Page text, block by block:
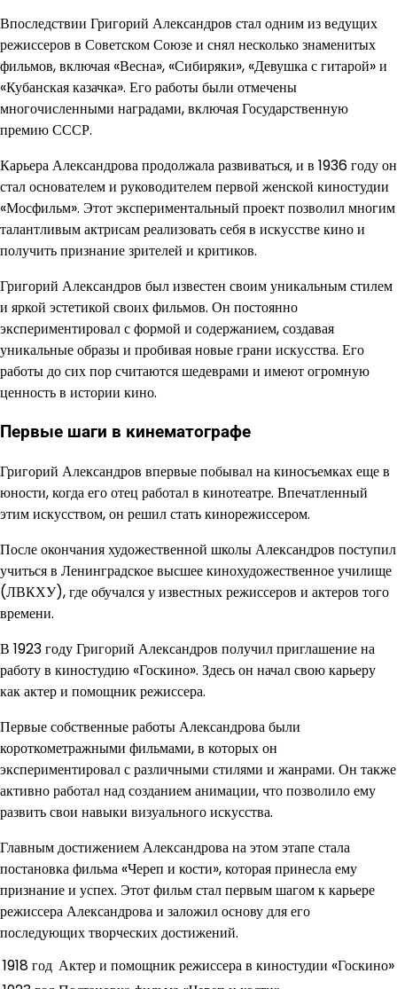
Впоследствии Григорий Александров стал одним из ведущих
режиссеров в Советском Союзе и снял несколько знаменитых
фильмов, включая «Весна», «Сибиряки», «Девушка с гитарой» и
«Кубанская казачка». Его работы были отмечены
многочисленными наградами, включая Государственную
премию СССР.
Карьера Александрова продолжала развиваться, и в 1936 году он
стал основателем и руководителем первой женской киностудии
«Мосфильм». Этот экспериментальный проект позволил многим
талантливым актрисам реализовать себя в искусстве кино и
получить признание зрителей и критиков.
Григорий Александров был известен своим уникальным стилем
и яркой эстетикой своих фильмов. Он постоянно
экспериментировал с формой и содержанием, создавая
уникальные образы и пробивая новые грани искусства. Его
работы до сих пор считаются шедеврами и имеют огромную
ценность в истории кино.
Первые шаги в кинематографе
Григорий Александров впервые побывал на киносъемках еще в
юности, когда его отец работал в кинотеатре. Впечатленный
этим искусством, он решил стать кинорежиссером.
После окончания художественной школы Александров поступил
учиться в Ленинградское высшее кинохудожественное училище
(ЛВКХУ), где обучался у известных режиссеров и актеров того
времени.
В 1923 году Григорий Александров получил приглашение на
работу в киностудию «Госкино». Здесь он начал свою карьеру
как актер и помощник режиссера.
Первые собственные работы Александрова были
короткометражными фильмами, в которых он
экспериментировал с различными стилями и жанрами. Он также
активно работал над созданием анимации, что позволило ему
развить свои навыки визуального искусства.
Главным достижением Александрова на этом этапе стала
постановка фильма «Череп и кости», которая принесла ему
признание и успех. Этот фильм стал первым шагом к карьере
режиссера Александрова и заложил основу для его
последующих творческих достижений.
1918 год Актер и помощник режиссера в киностудии «Госкино»